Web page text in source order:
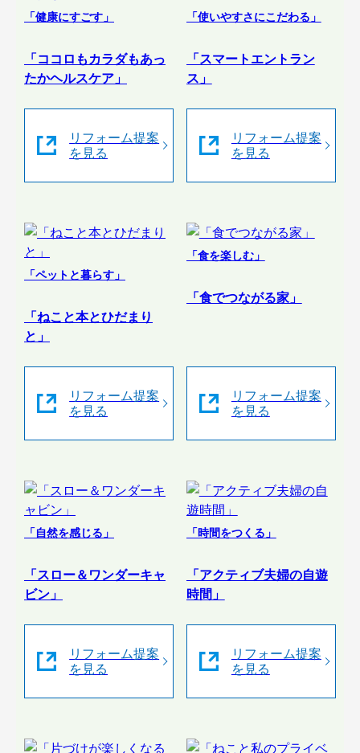
「健康にすごす」
「ココロもカラダもあっ
たかヘルスケア」
リフォーム提案
を見る
「使いやすさにこだわる」
「スマートエントラン
ス」
リフォーム提案
を見る
「ペットと暮らす」
「ねこと本とひだまり
と」
リフォーム提案
を見る
「食を楽しむ」
「食でつながる家」
リフォーム提案
を見る
「自然を感じる」
「スロー＆ワンダーキャ
ビン」
リフォーム提案
を見る
「時間をつくる」
「アクティブ夫婦の自遊
時間」
リフォーム提案
を見る